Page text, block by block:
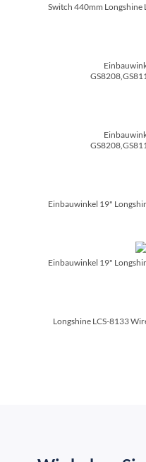
Switch 440mm Longshine
Einbauwinkel 19"
Einbauwinkel 19"
Longshine LCS-8133